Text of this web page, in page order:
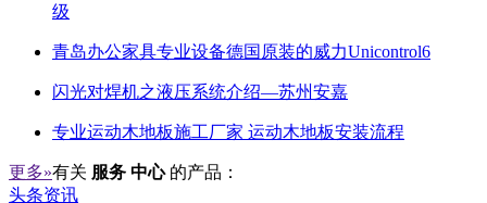
级
青岛办公家具专业设备德国原装的威力Unicontrol6
闪光对焊机之液压系统介绍—苏州安嘉
专业运动木地板施工厂家 运动木地板安装流程
更多»有关 服务 中心 的产品：
头条资讯